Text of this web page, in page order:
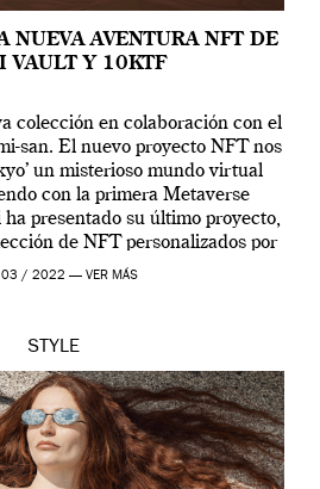
NUEVA AVENTURA NFT DE
VAULT Y 10KTF
colección en colaboración con el
san. El nuevo proyecto NFT nos
un misterioso mundo virtual
con la primera Metaverse
presentado su último proyecto,
de NFT personalizados por
creativo de la casa italiana
/ 2022 — VER MÁS
STYLE